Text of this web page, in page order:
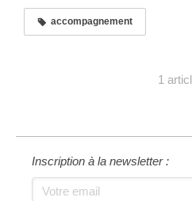
accompagnement
1
Inscription à la newsletter :
Votre email